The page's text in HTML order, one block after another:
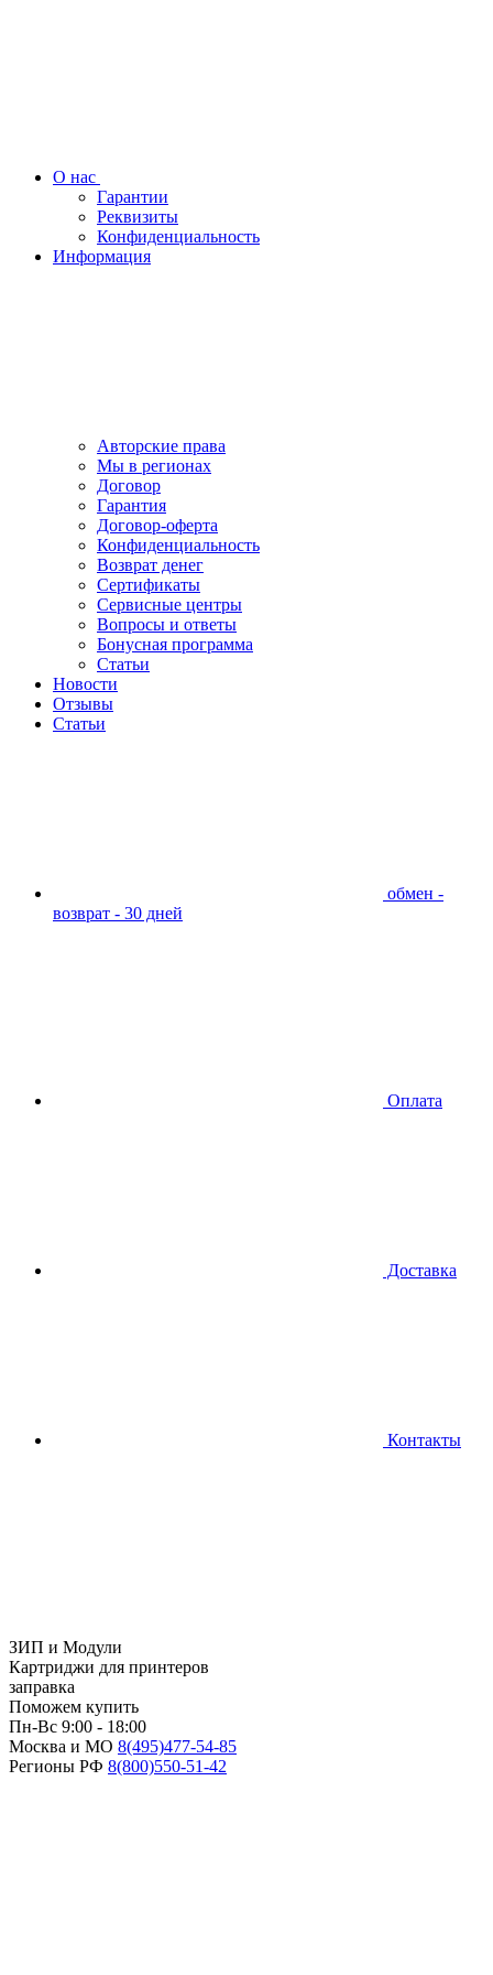
О нас
Гарантии
Реквизиты
Конфиденциальность
Информация
Авторские права
Мы в регионах
Договор
Гарантия
Договор-оферта
Конфиденциальность
Возврат денег
Сертификаты
Сервисные центры
Вопросы и ответы
Бонусная программа
Статьи
Новости
Отзывы
Статьи
обмен -
возврат - 30 дней
Оплата
Доставка
Контакты
ЗИП и Модули
Картриджи для принтеров
заправка
Поможем купить
Пн-Вс 9:00 - 18:00
Москва и МО 8(495)477-54-85
Регионы РФ 8(800)550-51-42